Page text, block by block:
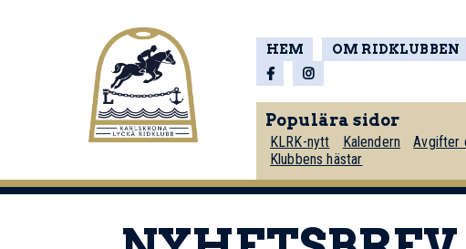
HEM OM RIDKLUBBEN
Populära sidor
KLRK-nytt Kalendern Avgifter
Klubbens hästar